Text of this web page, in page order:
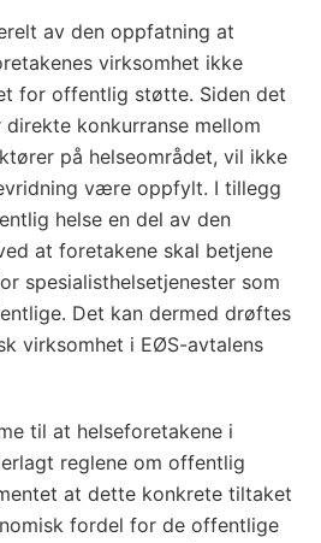
av den oppfatning at
virksomhet ikke
for offentlig støtte. Siden det
konkurranse mellom
på helseområdet, vil ikke
være oppfylt. I tillegg
helse en del av den
at foretakene skal betjene
spesialisthelsetjenester som
Det kan dermed drøftes
virksomhet i EØS-avtalens
til at helseforetakene i
reglene om offentlig
at dette konkrete tiltaket
fordel for de offentlige